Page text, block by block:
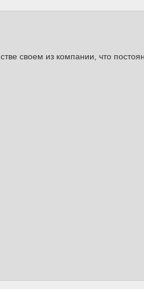
своем из компании, что